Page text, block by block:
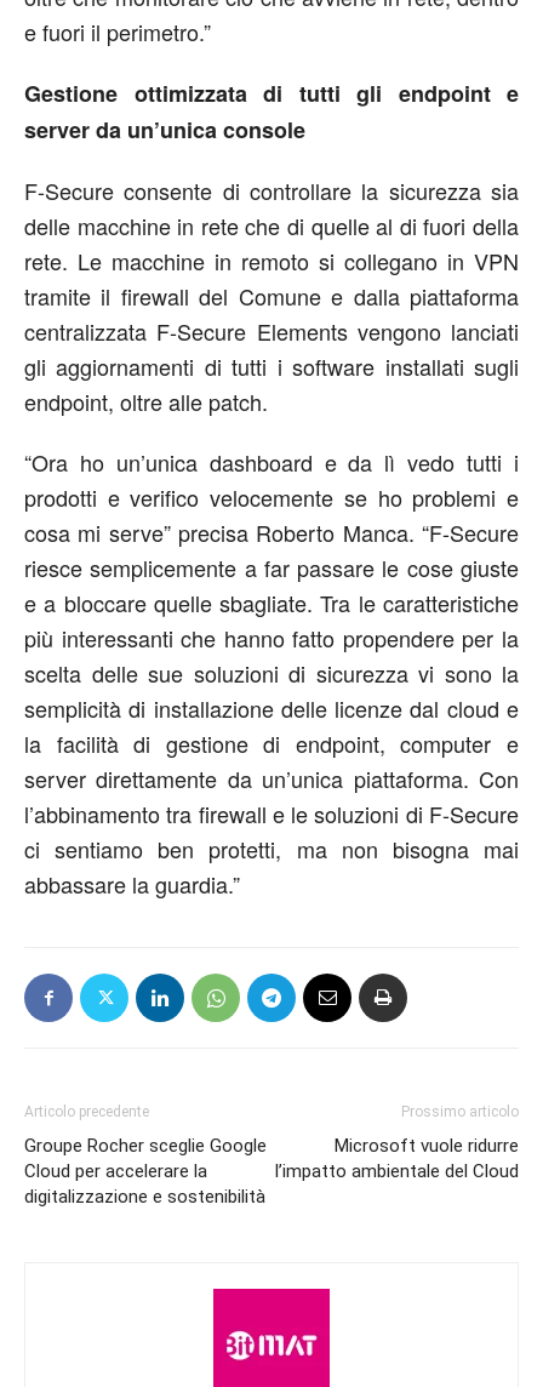
e fuori il perimetro.”
Gestione ottimizzata di tutti gli endpoint e
server da un’unica console
F-Secure consente di controllare la sicurezza sia
delle macchine in rete che di quelle al di fuori della
rete. Le macchine in remoto si collegano in VPN
tramite il firewall del Comune e dalla piattaforma
centralizzata F-Secure Elements vengono lanciati
gli aggiornamenti di tutti i software installati sugli
endpoint, oltre alle patch.
“Ora ho un’unica dashboard e da lì vedo tutti i
prodotti e verifico velocemente se ho problemi e
cosa mi serve” precisa Roberto Manca. “F-Secure
riesce semplicemente a far passare le cose giuste
e a bloccare quelle sbagliate. Tra le caratteristiche
più interessanti che hanno fatto propendere per la
scelta delle sue soluzioni di sicurezza vi sono la
semplicità di installazione delle licenze dal cloud e
la facilità di gestione di endpoint, computer e
server direttamente da un’unica piattaforma. Con
l’abbinamento tra firewall e le soluzioni di F-Secure
ci sentiamo ben protetti, ma non bisogna mai
abbassare la guardia.”
Articolo precedente
Groupe Rocher sceglie Google
Cloud per accelerare la
digitalizzazione e sostenibilità
Prossimo articolo
Microsoft vuole ridurre
l’impatto ambientale del Cloud